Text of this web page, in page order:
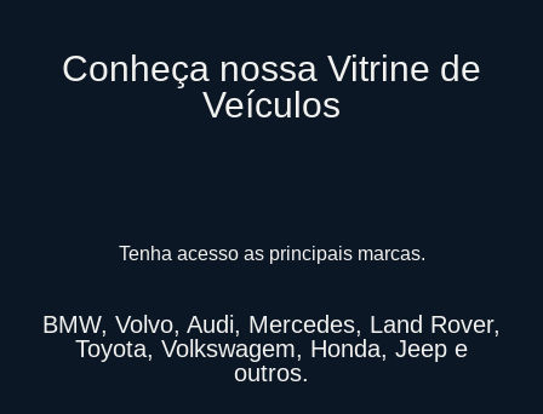
Conheça nossa Vitrine de
Veículos
Tenha acesso as principais marcas.
BMW, Volvo, Audi, Mercedes, Land Rover,
Toyota, Volkswagem, Honda, Jeep e
outros.